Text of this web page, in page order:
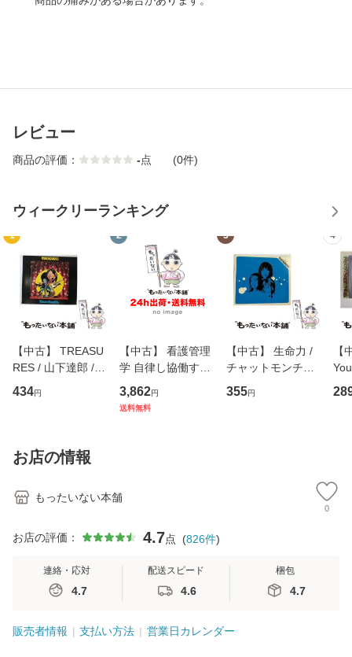
レビュー
商品の評価： -点 (0件)
ウィークリーランキング
1
【中古】 TREASU
RES / 山下達郎 /
イーストウエス
ト・ジャパン [CD]
434円
2
【中古】 看護管理
学 自律し協働する
専門職の看護マネ
ジメントスキル 改
3,862円
送料無料
3
【中古】 生命力 /
チャットモンチー /
キューンレコード
[CD]【メール便送
355円
4
【
のが
お店の情報
もったいない本舗
0
お店の評価： 4.7点 (826件)
連絡・応対
4.7
配送スピード
4.6
梱包
4.7
販売者情報 支払い方法 営業日カレンダー